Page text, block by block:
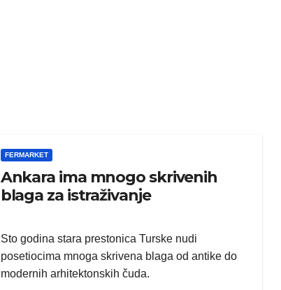
FERMARKET
Ankara ima mnogo skrivenih
blaga za istraživanje
Sto godina stara prestonica Turske nudi
posetiocima mnoga skrivena blaga od antike do
modernih arhitektonskih čuda.